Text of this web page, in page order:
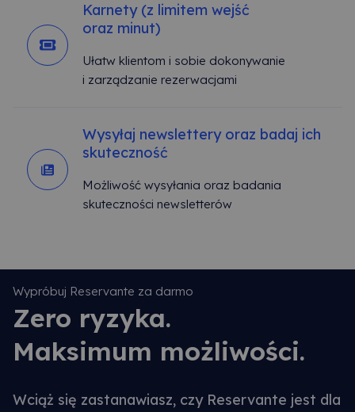
Karnety (z limitem wejść
oraz minut)
Ułatw klientom i sobie dokonywanie
i zarządzanie rezerwacjami
Wysyłaj newslettery oraz badaj ich
skuteczność
Możliwość wysyłania oraz badania
skuteczności newsletterów
Wypróbuj Reservante za darmo
Zero ryzyka.
Maksimum możliwości.
Wciąż się zastanawiasz, czy Reservante jest dla